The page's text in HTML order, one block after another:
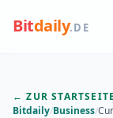
Bitdaily.DE
← ZUR STARTSEITE
Bitdaily/Business/